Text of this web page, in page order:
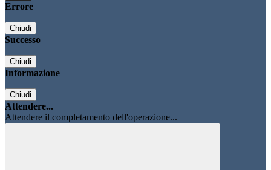
Errore
Chiudi
Successo
Chiudi
Informazione
Chiudi
Attendere...
Attendere il completamento dell'operazione...